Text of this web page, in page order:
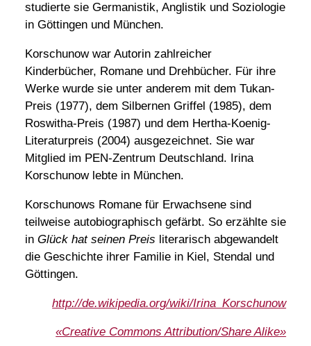
studierte sie Germanistik, Anglistik und Soziologie
in Göttingen und München.
Korschunow war Autorin zahlreicher
Kinderbücher, Romane und Drehbücher. Für ihre
Werke wurde sie unter anderem mit dem Tukan-
Preis (1977), dem Silbernen Griffel (1985), dem
Roswitha-Preis (1987) und dem Hertha-Koenig-
Literaturpreis (2004) ausgezeichnet. Sie war
Mitglied im PEN-Zentrum Deutschland. Irina
Korschunow lebte in München.
Korschunows Romane für Erwachsene sind
teilweise autobiographisch gefärbt. So erzählte sie
in Glück hat seinen Preis literarisch abgewandelt
die Geschichte ihrer Familie in Kiel, Stendal und
Göttingen.
http://de.wikipedia.org/wiki/Irina_Korschunow
«Creative Commons Attribution/Share Alike»